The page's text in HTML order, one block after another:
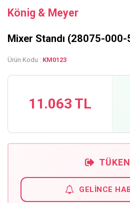
König & Meyer
Mixer Standı (28075-000-
Ürün Kodu : KM0123
11.063 TL
GELINCE